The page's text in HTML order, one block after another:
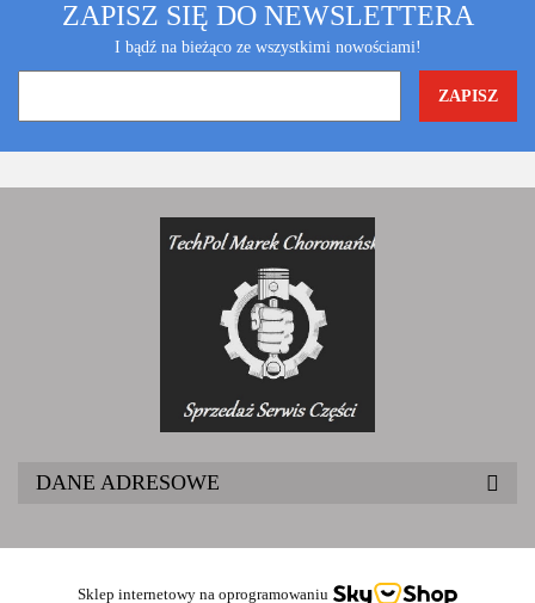
ZAPISZ SIĘ DO NEWSLETTERA
I bądź na bieżąco ze wszystkimi nowościami!
DANE ADRESOWE
Sklep internetowy na oprogramowaniu